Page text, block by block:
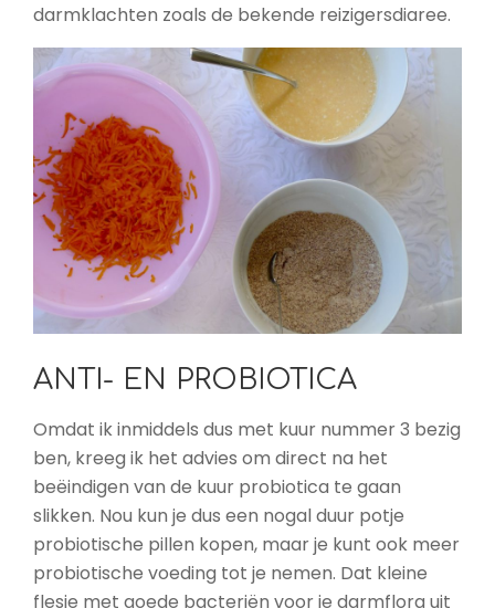
darmklachten zoals de bekende reizigersdiaree.
ANTI- EN PROBIOTICA
Omdat ik inmiddels dus met kuur nummer 3 bezig
ben, kreeg ik het advies om direct na het
beëindigen van de kuur probiotica te gaan
slikken. Nou kun je dus een nogal duur potje
probiotische pillen kopen, maar je kunt ook meer
probiotische voeding tot je nemen. Dat kleine
flesje met goede bacteriën voor je darmflora uit